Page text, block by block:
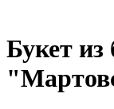
Букет